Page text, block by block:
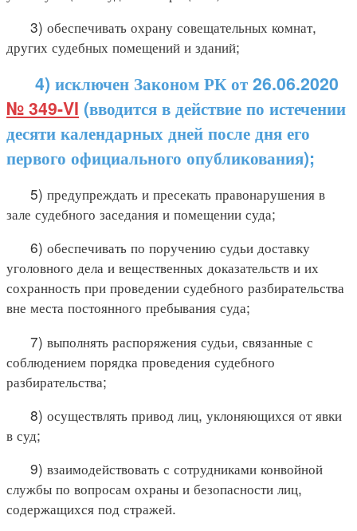
3) обеспечивать охрану совещательных комнат,
других судебных помещений и зданий;
4) исключен Законом РК от 26.06.2020
№ 349-VI (вводится в действие по истечении
десяти календарных дней после дня его
первого официального опубликования);
5) предупреждать и пресекать правонарушения в
зале судебного заседания и помещении суда;
6) обеспечивать по поручению судьи доставку
уголовного дела и вещественных доказательств и их
сохранность при проведении судебного разбирательства
вне места постоянного пребывания суда;
7) выполнять распоряжения судьи, связанные с
соблюдением порядка проведения судебного
разбирательства;
8) осуществлять привод лиц, уклоняющихся от явки
в суд;
9) взаимодействовать с сотрудниками конвойной
службы по вопросам охраны и безопасности лиц,
содержащихся под стражей.